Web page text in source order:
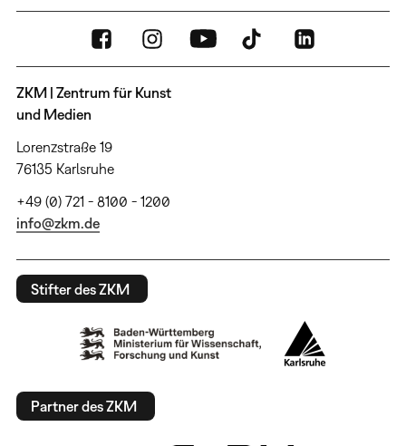
ZKM | Zentrum für Kunst
und Medien
Lorenzstraße 19
76135 Karlsruhe
+49 (0) 721 - 8100 - 1200
info@zkm.de
Stifter des ZKM
Partner des ZKM